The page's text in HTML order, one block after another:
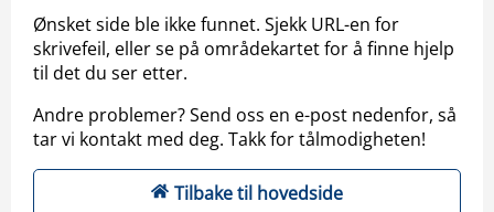
Ønsket side ble ikke funnet. Sjekk URL-en for
skrivefeil, eller se på områdekartet for å finne hjelp
til det du ser etter.
Andre problemer? Send oss en e-post nedenfor, så
tar vi kontakt med deg. Takk for tålmodigheten!
Tilbake til hovedside